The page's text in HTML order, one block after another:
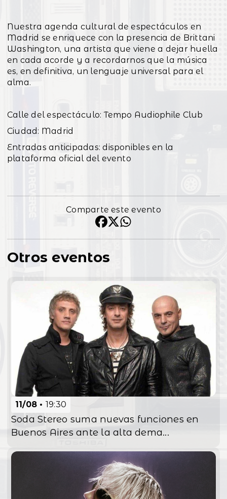
Nuestra agenda cultural de espectáculos en
Madrid se enriquece con la presencia de Brittani
Washington, una artista que viene a dejar huella
en cada acorde y a recordarnos que la música
es, en definitiva, un lenguaje universal para el
alma.
Calle del espectáculo: Tempo Audiophile Club
Ciudad: Madrid
Entradas anticipadas: disponibles en la
plataforma oficial del evento
Otros eventos
11/08 19:30
Soda Stereo suma nuevas funciones en
Buenos Aires ante la alta dema...
Comparte este evento